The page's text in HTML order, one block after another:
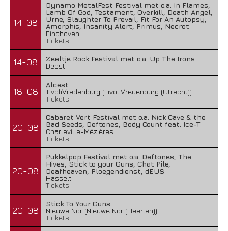
14-08
Dynamo MetalFest Festival met o.a. In Flames,
Lamb Of God, Testament, Overkill, Death Angel,
Urne, Slaughter To Prevail, Fit For An Autopsy,
Amorphis, Insanity Alert, Primus, Necrot
Eindhoven
Tickets
14-08
Zeeltje Rock Festival met o.a. Up The Irons
Deest
18-08
Alcest
TivoliVredenburg (TivoliVredenburg (Utrecht))
Tickets
20-08
Cabaret Vert Festival met o.a. Nick Cave & the
Bad Seeds, Deftones, Body Count feat. Ice-T
Charleville-Mézières
Tickets
20-08
Pukkelpop Festival met o.a. Deftones, The
Hives, Stick to your Guns, Chat Pile,
Deafheaven, Ploegendienst, dEUS
Hasselt
Tickets
20-08
Stick To Your Guns
Nieuwe Nor (Nieuwe Nor (Heerlen))
Tickets